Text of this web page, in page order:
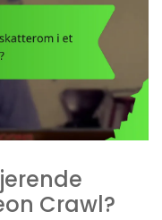
Crawl?